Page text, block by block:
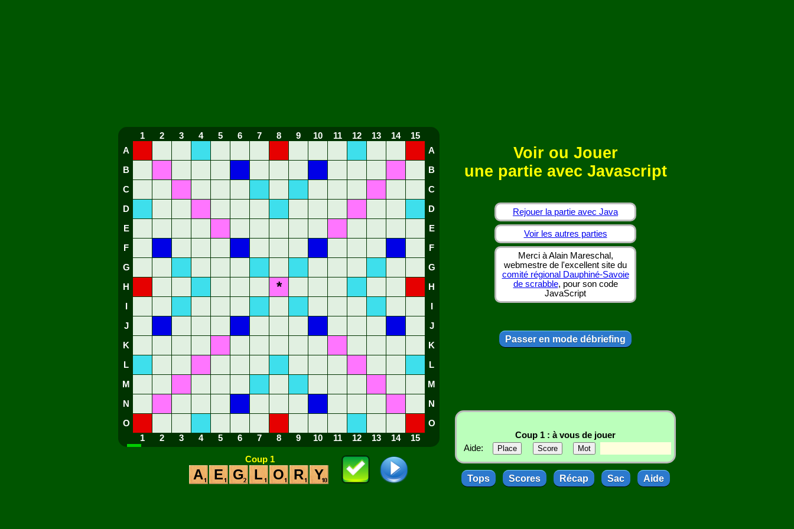
1 2 3 4 5 6 7 8 9 10 11 12 13 14
15
A
A
B B
C C
D D
E E
F F
G G
H * H
J J
K K
L L
M M
N N
O
O
1
2 3 4 5 6 7 8 9 10 11 12 13 14 15
Coup 1
A E G L O R Y
Voir ou Jouer
une partie avec Javascript
Rejouer la partie avec Java
Voir les autres parties
Merci à Alain Mareschal,
webmestre de l'excellent site du
comité régional Dauphiné-Savoie
de scrabble, pour son code
JavaScript
Passer en mode débriefing
Coup 1 : à vous de jouer
Aide:
Tops Scores Récap Sac Aide